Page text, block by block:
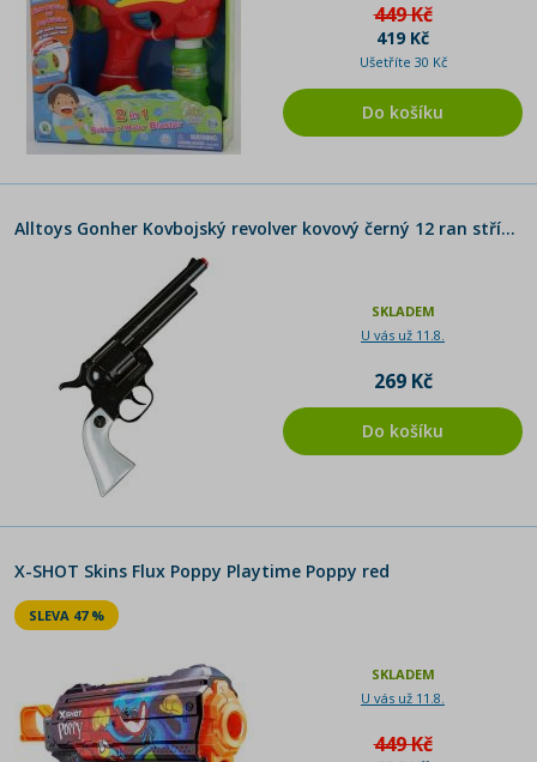
449 Kč
419 Kč
Ušetříte 30 Kč
Do košíku
Alltoys Gonher Kovbojský revolver kovový černý 12 ran stříbrná pažba - Poškozený obal
SKLADEM
U vás už 11.8.
269 Kč
Do košíku
X-SHOT Skins Flux Poppy Playtime Poppy red
SLEVA 47 %
SKLADEM
U vás už 11.8.
449 Kč